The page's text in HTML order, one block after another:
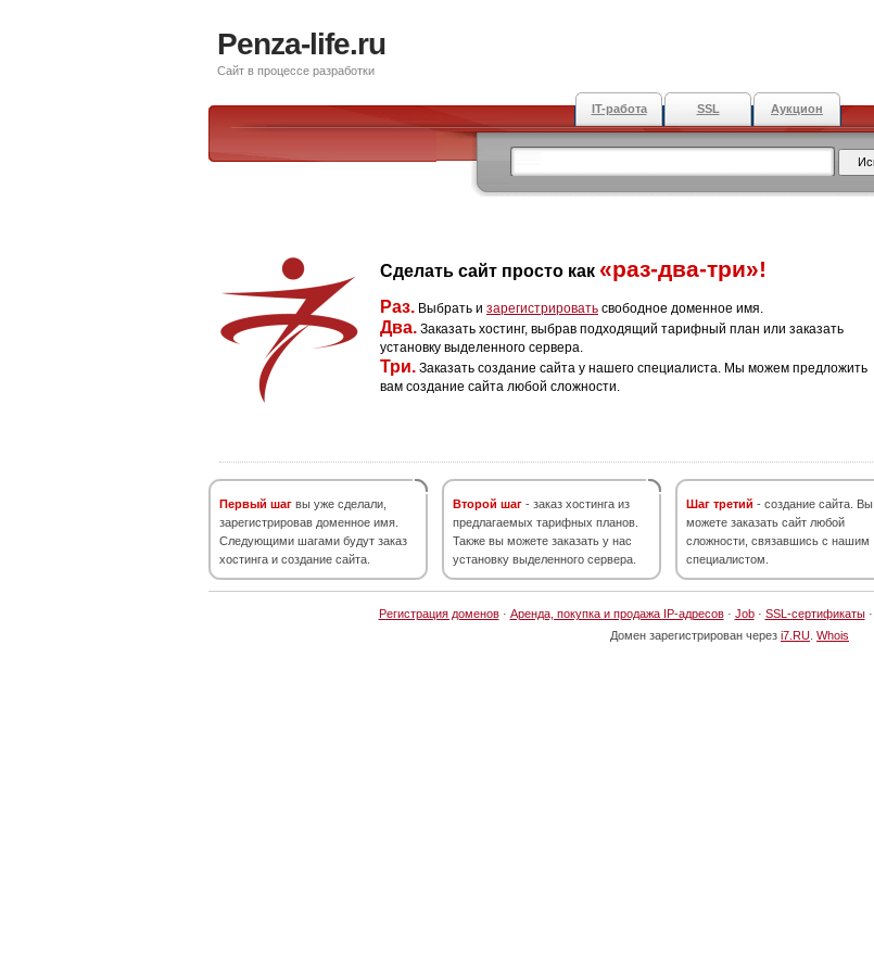
Penza-life.ru
Сайт в процессе разработки
IT-работа SSL Аукцион
Сделать сайт просто как «раз-два-три»!
Раз. Выбрать и зарегистрировать свободное доменное имя.
Два. Заказать хостинг, выбрав подходящий тарифный план или заказать
установку выделенного сервера.
Три. Заказать создание сайта у нашего специалиста. Мы можем предложить
вам создание сайта любой сложности.
Первый шаг вы уже сделали,
зарегистрировав доменное имя.
Следующими шагами будут заказ
хостинга и создание сайта.
Второй шаг - заказ хостинга из
предлагаемых тарифных планов.
Также вы можете заказать у нас
установку выделенного сервера.
Шаг третий - создание сайта. Вы
можете заказать сайт любой
сложности, связавшись с нашим
специалистом.
Регистрация доменов· Аренда, покупка и продажа IP-адресов· Job· SSL-сертификаты·
Домен зарегистрирован через i7.RU Whois